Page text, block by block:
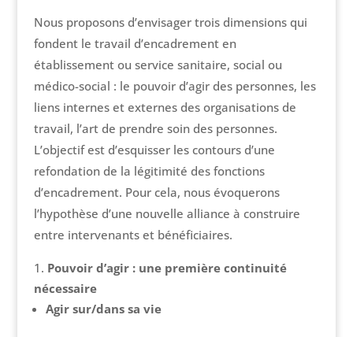
Nous proposons d’envisager trois dimensions qui
fondent le travail d’encadrement en
établissement ou service sanitaire, social ou
médico-social : le pouvoir d’agir des personnes, les
liens internes et externes des organisations de
travail, l’art de prendre soin des personnes.
L’objectif est d’esquisser les contours d’une
refondation de la légitimité des fonctions
d’encadrement. Pour cela, nous évoquerons
l’hypothèse d’une nouvelle alliance à construire
entre intervenants et bénéficiaires.
Pouvoir d’agir : une première continuité
nécessaire
Agir sur/dans sa vie